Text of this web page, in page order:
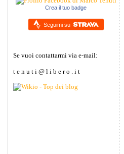
Crea il tuo badge
Seguimi su
Se vuoi contattarmi via e-mail:
t e n u t i @ l i b e r o . i t